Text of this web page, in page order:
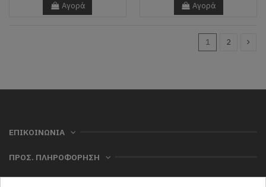
Αγορά Αγορά
1 2
ΕΠΙΚΟΙΝΩΝΙΑ
ΠΡΟΣ. ΠΛΗΡΟΦΟΡΗΣΗ